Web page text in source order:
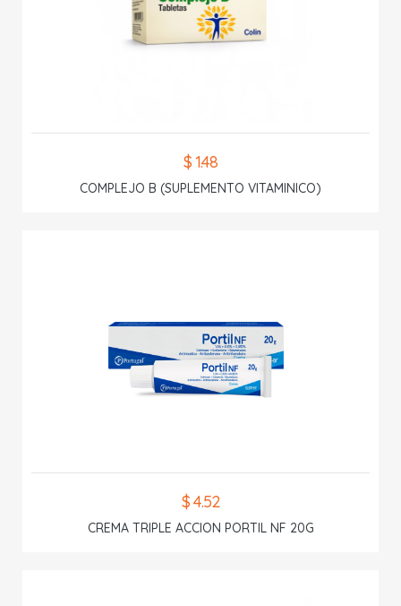
$ 1.48
COMPLEJO B (SUPLEMENTO VITAMINICO)
$ 4.52
CREMA TRIPLE ACCION PORTIL NF 20G